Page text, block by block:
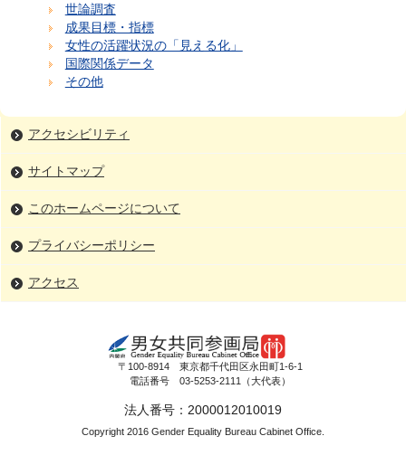
世論調査
成果目標・指標
女性の活躍状況の「見える化」
国際関係データ
その他
アクセシビリティ
サイトマップ
このホームページについて
プライバシーポリシー
アクセス
〒100-8914 東京都千代田区永田町1-6-1
電話番号 03-5253-2111（大代表）
法人番号：2000012010019
Copyright 2016 Gender Equality Bureau Cabinet Office.